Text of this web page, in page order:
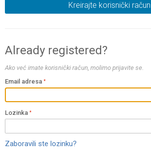
Kreirajte korisnički račun
Already registered?
Ako već imate korisnički račun, molimo prijavite se.
Email adresa
Lozinka
Zaboravili ste lozinku?